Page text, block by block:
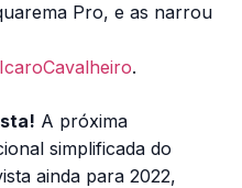
Pro, e as narrou
.
A próxima
simplificada do
ainda para 2022,